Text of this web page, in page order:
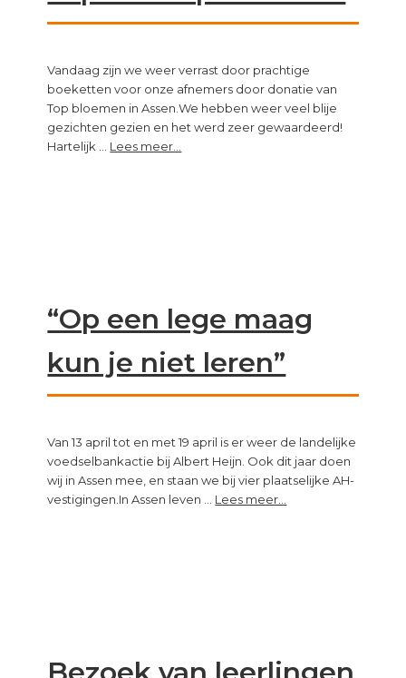
Vandaag zijn we weer verrast door prachtige
boeketten voor onze afnemers door donatie van
Top bloemen in Assen.We hebben weer veel blije
gezichten gezien en het werd zeer gewaardeerd!
Hartelijk … Lees meer...
“Op een lege maag
kun je niet leren”
Van 13 april tot en met 19 april is er weer de landelijke
voedselbankactie bij Albert Heijn. Ook dit jaar doen
wij in Assen mee, en staan we bij vier plaatselijke AH-
vestigingen.In Assen leven … Lees meer...